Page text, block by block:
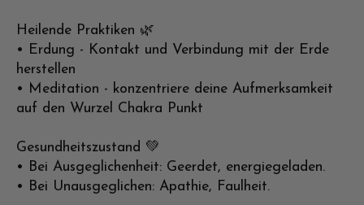
Heilende Praktiken 🌿
• Erdung - Kontakt und Verbindung mit der Erde
herstellen
• Meditation - konzentriere deine Aufmerksamkeit
auf den Wurzel Chakra Punkt
Gesundheitszustand 💚
• Bei Ausgeglichenheit: Geerdet, energiegeladen.
• Bei Unausgeglichen: Apathie, Faulheit.